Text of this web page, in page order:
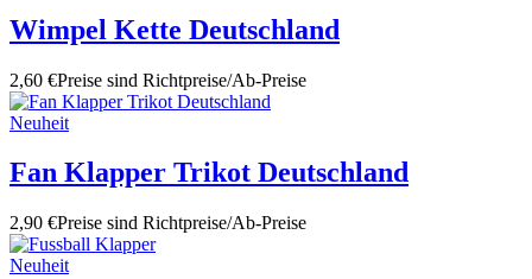
Wimpel Kette Deutschland
2,60 €Preise sind Richtpreise/Ab-Preise
Neuheit
Fan Klapper Trikot Deutschland
2,90 €Preise sind Richtpreise/Ab-Preise
Neuheit